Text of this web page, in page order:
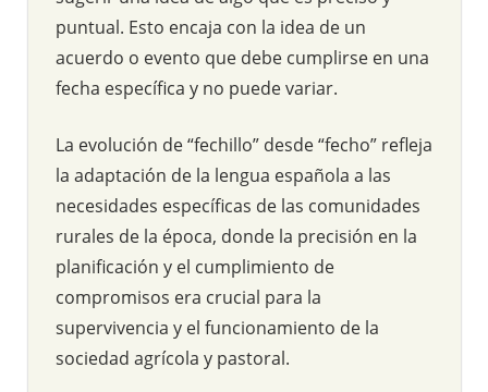
puntual. Esto encaja con la idea de un
acuerdo o evento que debe cumplirse en una
fecha específica y no puede variar.
La evolución de “fechillo” desde “fecho” refleja
la adaptación de la lengua española a las
necesidades específicas de las comunidades
rurales de la época, donde la precisión en la
planificación y el cumplimiento de
compromisos era crucial para la
supervivencia y el funcionamiento de la
sociedad agrícola y pastoral.